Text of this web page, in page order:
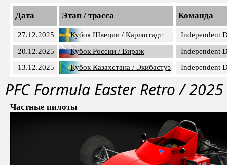
Дата Этап / трасса Команда
27.12.2025 Кубок Швеции / Карлштадт
Independent
20.12.2025
Кубок России / Вираж
Independent
13.12.2025
Кубок Казахстана / Экибастуз Independent
PFС Formula Easter Retro / 2025
Частные пилоты